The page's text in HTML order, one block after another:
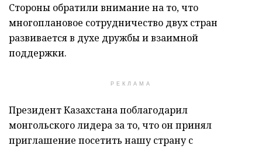
Стороны обратили внимание на то, что
многоплановое сотрудничество двух стран
развивается в духе дружбы и взаимной
поддержки.
РЕКЛАМА
Президент Казахстана поблагодарил
монгольского лидера за то, что он принял
приглашение посетить нашу страну с